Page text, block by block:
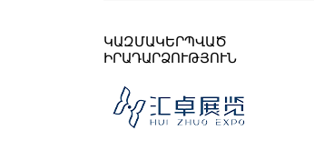
ԿԱԶՄԱԿԵՐՊՎԱԾ
ԻՐԱԴԱՐՁՈՒԹՅՈՒՆ